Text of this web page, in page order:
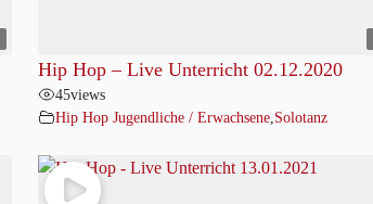
Hip Hop – Live Unterricht 02.12.2020
45views
Hip Hop Jugendliche / Erwachsene, Solotanz